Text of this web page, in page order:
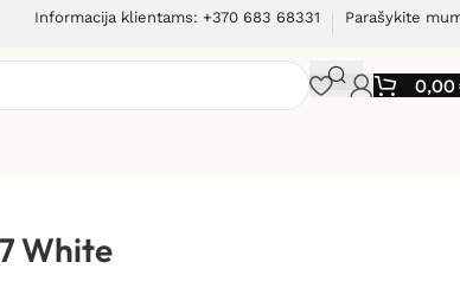
Informacija klientams: +370 683 68331 Parašykite
0,00
White